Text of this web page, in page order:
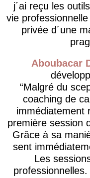
j´ai reçu les
vie
privée d´une
Aboubacar
Malgré du
coaching de
immédiatement
première session
Grâce à sa
sent
Les